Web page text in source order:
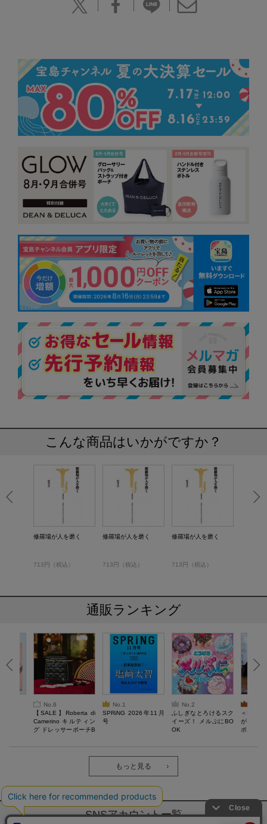
こんな商品はいかがですか？
修羅場が人を磨く
713円（税込）
修羅場が人を磨く
713円（税込）
修羅場が人を磨く
713円（税込）
通販ランキング
No.6
【SALE】Roberta di
Camerino キルティン
グ ドレッサーポーチB
No.1
SPRiNG 2026年11月
号
No.2
ふしぎなとろけるスク
イーズ！ メルぷにBO
OK
＜SALE
がある
ポーチ
もっと見る
SNSアカウントー覧